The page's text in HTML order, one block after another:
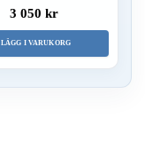
3 050 kr
LÄGG I VARUKORG